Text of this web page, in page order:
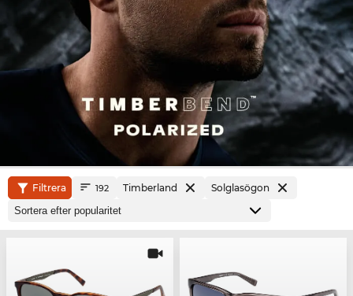
Filtrera 192 Timberland Solglasögon